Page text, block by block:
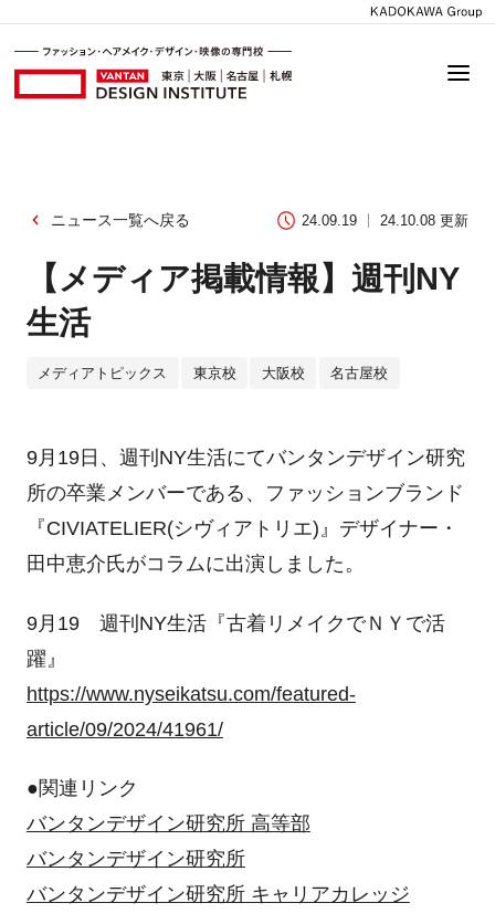
ニュース一覧へ戻る 24.09.19 24.10.08 更新
【メディア掲載情報】週刊NY
生活
メディアトピックス 東京校 大阪校 名古屋校
9月19日、週刊NY生活にてバンタンデザイン研究
所の卒業メンバーである、ファッションブランド
『CIVIATELIER(シヴィアトリエ)』デザイナー・
田中恵介氏がコラムに出演しました。
9月19 週刊NY生活『古着リメイクでＮＹで活
躍』
https://www.nyseikatsu.com/featured-
article/09/2024/41961/
●関連リンク
バンタンデザイン研究所 高等部
バンタンデザイン研究所
バンタンデザイン研究所 キャリアカレッジ